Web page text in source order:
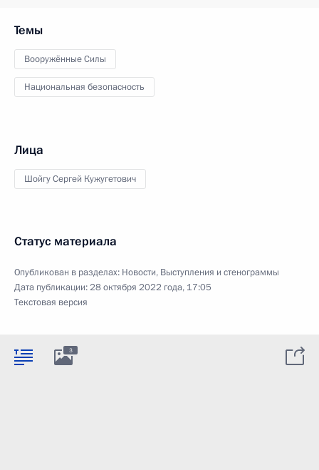
Темы
Вооружённые Силы
Национальная безопасность
Лица
Шойгу Сергей Кужугетович
Статус материала
Опубликован в разделах: Новости, Выступления и стенограммы
Дата публикации:28 октября 2022 года, 17:05
Текстовая версия
3